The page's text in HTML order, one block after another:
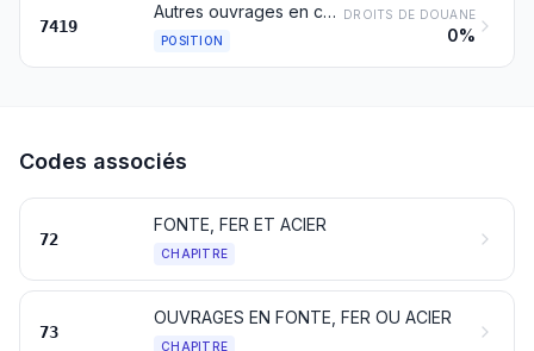
7419
Autres ouvrages en cuivre
POSITION
DROITS DE DOUANE
0%
Codes associés
72
FONTE, FER ET ACIER
CHAPITRE
73
OUVRAGES EN FONTE, FER OU ACIER
CHAPITRE